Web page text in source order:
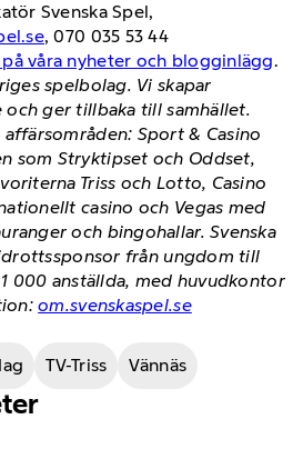
Svenska Spel,
, 070 035 53 44
våra nyheter och blogginlägg.
spelbolag. Vi skapar
ger tillbaka till samhället.
Sport & Casino
som Stryktipset och Oddset,
Triss och Lotto, Casino
casino och Vegas med
och bingohallar. Svenska
från ungdom till
000 anställda, med huvudkontor
om.svenskaspel.se
TV-Triss Vännäs